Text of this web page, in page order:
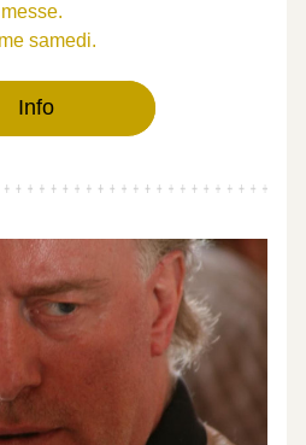
messe.
samedi.
Info